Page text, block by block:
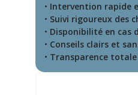
• Intervention rapide
• Suivi rigoureux des
• Disponibilité en cas
• Conseils clairs et
• Transparence